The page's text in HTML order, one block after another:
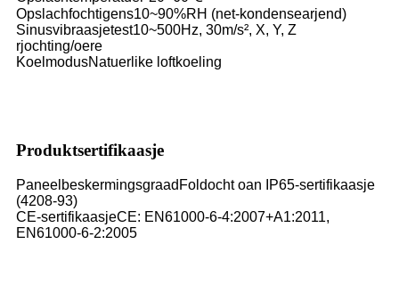
Opslachfochtigens10~90%RH (net-kondensearjend)
Sinusvibraasjetest10~500Hz, 30m/s², X, Y, Z
rjochting/oere
KoelmodusNatuerlike loftkoeling
Produktsertifikaasje
Paneelbeskermingsgraad Foldocht oan IP65-sertifikaasje
(4208-93)
CE-sertifikaasjeCE: EN61000-6-4:2007+A1:2011,
EN61000-6-2:2005